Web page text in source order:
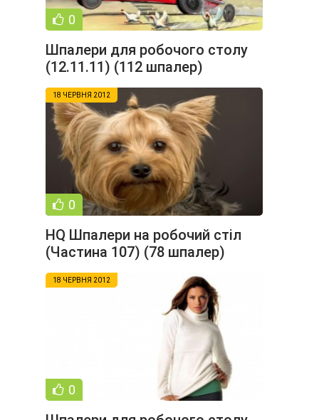
0
Шпалери для робочого столу
(12.11.11) (112 шпалер)
18 ЧЕРВНЯ 2012
0
HQ Шпалери на робочий стіл
(Частина 107) (78 шпалер)
18 ЧЕРВНЯ 2012
0